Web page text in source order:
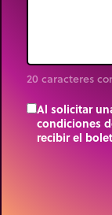
20 caracteres
Al solicitar
condiciones
recibir el